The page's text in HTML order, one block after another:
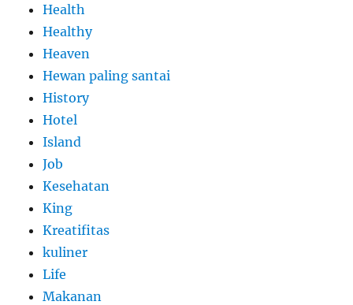
Health
Healthy
Heaven
Hewan paling santai
History
Hotel
Island
Job
Kesehatan
King
Kreatifitas
kuliner
Life
Makanan